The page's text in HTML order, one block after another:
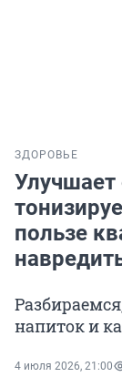
ЗДОРОВЬЕ
пользе
напиток и
4 июля 2026, 21:00